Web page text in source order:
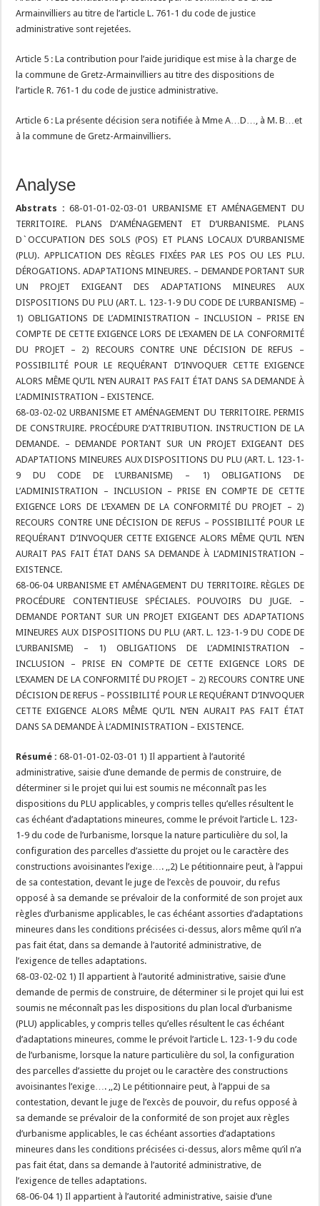
Armainvilliers au titre de l’article L. 761-1 du code de justice
administrative sont rejetées.
Article 5 : La contribution pour l’aide juridique est mise à la charge de
la commune de Gretz-Armainvilliers au titre des dispositions de
l’article R. 761-1 du code de justice administrative.
Article 6 : La présente décision sera notifiée à Mme A…D…, à M. B…et
à la commune de Gretz-Armainvilliers.
Analyse
Abstrats :68-01-01-02-03-01 URBANISME ET AMÉNAGEMENT DU
TERRITOIRE. PLANS D’AMÉNAGEMENT ET D’URBANISME. PLANS
D`OCCUPATION DES SOLS (POS) ET PLANS LOCAUX D’URBANISME
(PLU). APPLICATION DES RÈGLES FIXÉES PAR LES POS OU LES PLU.
DÉROGATIONS. ADAPTATIONS MINEURES. – DEMANDE PORTANT SUR
UN PROJET EXIGEANT DES ADAPTATIONS MINEURES AUX
DISPOSITIONS DU PLU (ART. L. 123-1-9 DU CODE DE L’URBANISME) –
1) OBLIGATIONS DE L’ADMINISTRATION – INCLUSION – PRISE EN
COMPTE DE CETTE EXIGENCE LORS DE L’EXAMEN DE LA CONFORMITÉ
DU PROJET – 2) RECOURS CONTRE UNE DÉCISION DE REFUS –
POSSIBILITÉ POUR LE REQUÉRANT D’INVOQUER CETTE EXIGENCE
ALORS MÊME QU’IL N’EN AURAIT PAS FAIT ÉTAT DANS SA DEMANDE À
L’ADMINISTRATION – EXISTENCE.
68-03-02-02 URBANISME ET AMÉNAGEMENT DU TERRITOIRE. PERMIS
DE CONSTRUIRE. PROCÉDURE D’ATTRIBUTION. INSTRUCTION DE LA
DEMANDE. – DEMANDE PORTANT SUR UN PROJET EXIGEANT DES
ADAPTATIONS MINEURES AUX DISPOSITIONS DU PLU (ART. L. 123-1-
9 DU CODE DE L’URBANISME) – 1) OBLIGATIONS DE
L’ADMINISTRATION – INCLUSION – PRISE EN COMPTE DE CETTE
EXIGENCE LORS DE L’EXAMEN DE LA CONFORMITÉ DU PROJET – 2)
RECOURS CONTRE UNE DÉCISION DE REFUS – POSSIBILITÉ POUR LE
REQUÉRANT D’INVOQUER CETTE EXIGENCE ALORS MÊME QU’IL N’EN
AURAIT PAS FAIT ÉTAT DANS SA DEMANDE À L’ADMINISTRATION –
EXISTENCE.
68-06-04 URBANISME ET AMÉNAGEMENT DU TERRITOIRE. RÈGLES DE
PROCÉDURE CONTENTIEUSE SPÉCIALES. POUVOIRS DU JUGE. –
DEMANDE PORTANT SUR UN PROJET EXIGEANT DES ADAPTATIONS
MINEURES AUX DISPOSITIONS DU PLU (ART. L. 123-1-9 DU CODE DE
L’URBANISME) – 1) OBLIGATIONS DE L’ADMINISTRATION –
INCLUSION – PRISE EN COMPTE DE CETTE EXIGENCE LORS DE
L’EXAMEN DE LA CONFORMITÉ DU PROJET – 2) RECOURS CONTRE UNE
DÉCISION DE REFUS – POSSIBILITÉ POUR LE REQUÉRANT D’INVOQUER
CETTE EXIGENCE ALORS MÊME QU’IL N’EN AURAIT PAS FAIT ÉTAT
DANS SA DEMANDE À L’ADMINISTRATION – EXISTENCE.
Résumé :68-01-01-02-03-01 1) Il appartient à l’autorité
administrative, saisie d’une demande de permis de construire, de
déterminer si le projet qui lui est soumis ne méconnaît pas les
dispositions du PLU applicables, y compris telles qu’elles résultent le
cas échéant d’adaptations mineures, comme le prévoit l’article L. 123-
1-9 du code de l’urbanisme, lorsque la nature particulière du sol, la
configuration des parcelles d’assiette du projet ou le caractère des
constructions avoisinantes l’exige…. ,,2) Le pétitionnaire peut, à l’appui
de sa contestation, devant le juge de l’excès de pouvoir, du refus
opposé à sa demande se prévaloir de la conformité de son projet aux
règles d’urbanisme applicables, le cas échéant assorties d’adaptations
mineures dans les conditions précisées ci-dessus, alors même qu’il n’a
pas fait état, dans sa demande à l’autorité administrative, de
l’exigence de telles adaptations.
68-03-02-02 1) Il appartient à l’autorité administrative, saisie d’une
demande de permis de construire, de déterminer si le projet qui lui est
soumis ne méconnaît pas les dispositions du plan local d’urbanisme
(PLU) applicables, y compris telles qu’elles résultent le cas échéant
d’adaptations mineures, comme le prévoit l’article L. 123-1-9 du code
de l’urbanisme, lorsque la nature particulière du sol, la configuration
des parcelles d’assiette du projet ou le caractère des constructions
avoisinantes l’exige…. ,,2) Le pétitionnaire peut, à l’appui de sa
contestation, devant le juge de l’excès de pouvoir, du refus opposé à
sa demande se prévaloir de la conformité de son projet aux règles
d’urbanisme applicables, le cas échéant assorties d’adaptations
mineures dans les conditions précisées ci-dessus, alors même qu’il n’a
pas fait état, dans sa demande à l’autorité administrative, de
l’exigence de telles adaptations.
68-06-04 1) Il appartient à l’autorité administrative, saisie d’une